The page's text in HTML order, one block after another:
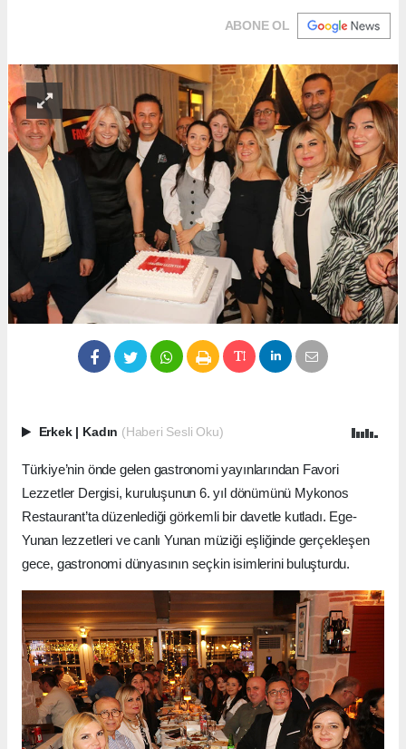
ABONE OL
Erkek Kadın (Haberi Sesli Oku)
Türkiye’nin önde gelen gastronomi yayınlarından Favori
Lezzetler Dergisi, kuruluşunun 6. yıl dönümünü Mykonos
Restaurant’ta düzenlediği görkemli bir davetle kutladı. Ege-
Yunan lezzetleri ve canlı Yunan müziği eşliğinde gerçekleşen
gece, gastronomi dünyasının seçkin isimlerini buluşturdu.